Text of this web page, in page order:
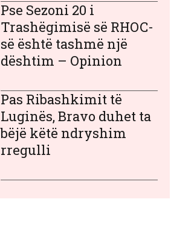
Pse Sezoni 20 i
Trashëgimisë së RHOC-
së është tashmë një
dështim – Opinion
Pas Ribashkimit të
Luginës, Bravo duhet ta
bëjë këtë ndryshim
rregulli